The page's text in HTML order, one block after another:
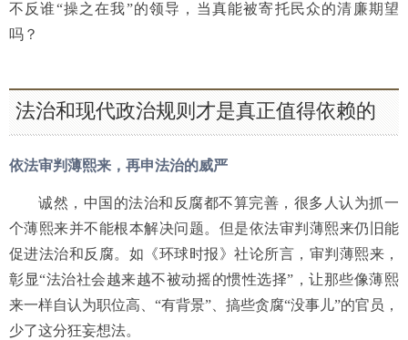
不反谁“操之在我”的领导，当真能被寄托民众的清廉期望
吗？
法治和现代政治规则才是真正值得依赖的
依法审判薄熙来，再申法治的威严
诚然，中国的法治和反腐都不算完善，很多人认为抓一
个薄熙来并不能根本解决问题。但是依法审判薄熙来仍旧能
促进法治和反腐。如《环球时报》社论所言，审判薄熙来，
彰显“法治社会越来越不被动摇的惯性选择”，让那些像薄熙
来一样自认为职位高、“有背景”、搞些贪腐“没事儿”的官员，
少了这分狂妄想法。